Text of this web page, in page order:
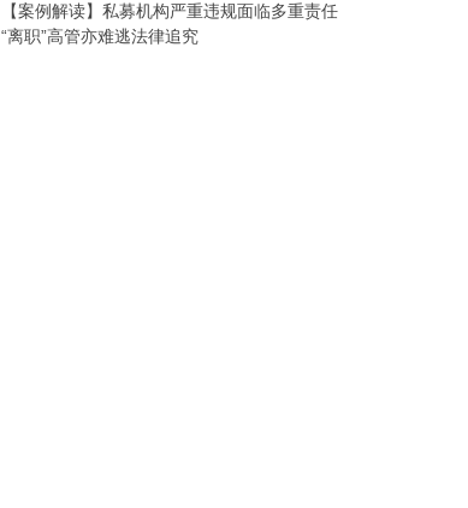
【案例解读】私募机构严重违规面临多重责任
“离职”高管亦难逃法律追究